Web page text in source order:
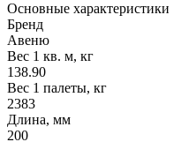
Основные характеристики
Бренд
Авеню
Вес 1 кв. м, кг
138.90
Вес 1 палеты, кг
2383
Длина, мм
200